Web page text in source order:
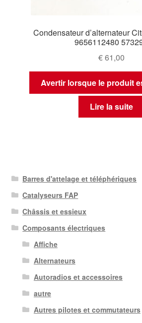
Condensateur d’alternateur
9656112480
€61,00
Avertir lorsque le produit
Lire la suite
Barres d'attelage et téléphériques
Catalyseurs FAP
Châssis et essieux
Composants électriques
Affiche
Alternateurs
Autoradios et accessoires
autre
Autres pilotes et commutateurs